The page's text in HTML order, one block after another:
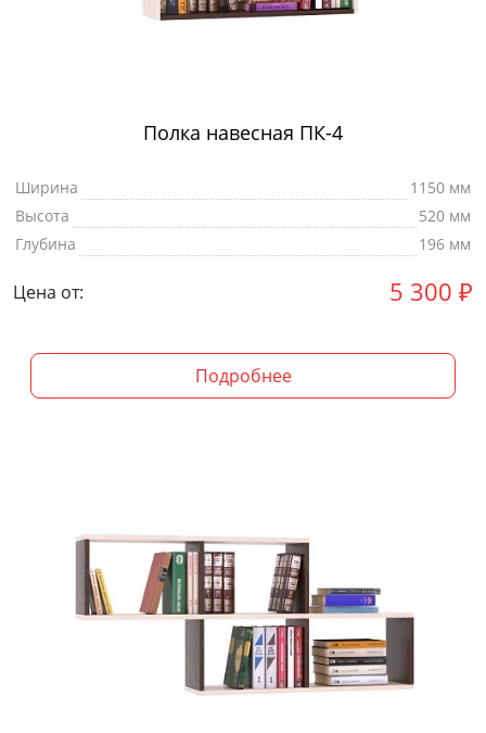
Полка навесная ПК-4
Ширина
1150 мм
Высота
520 мм
Глубина
196 мм
Цена от: 5 300 ₽
Подробнее